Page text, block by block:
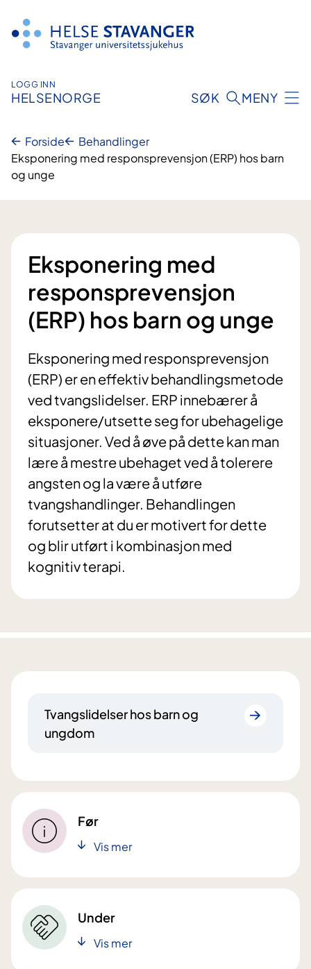
innhold
LOGG INN
HELSENORGE SØK MENY
Forside
Behandlinger
Eksponering med responsprevensjon (ERP) hos barn
og unge
Eksponering med
responsprevensjon
(ERP) hos barn og unge
Eksponering med responsprevensjon
(ERP) er en effektiv behandlingsmetode
ved tvangslidelser. ERP innebærer å
eksponere/utsette seg for ubehagelige
situasjoner. Ved å øve på dette kan man
lære å mestre ubehaget ved å tolerere
angsten og la være å utføre
tvangshandlinger. Behandlingen
forutsetter at du er motivert for dette
og blir utført i kombinasjon med
kognitiv terapi.
Tvangslidelser hos barn og
ungdom
Før
Vis mer
Under
Vis mer